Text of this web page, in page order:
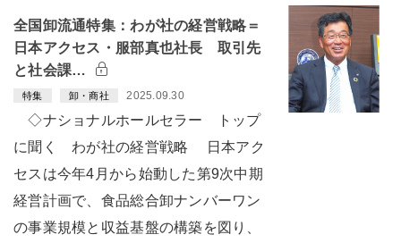
全国卸流通特集：わが社の経営戦略＝
日本アクセス・服部真也社長 取引先
と社会課…
特集 卸・商社 2025.09.30
◇ナショナルホールセラー トップ
に聞く わが社の経営戦略 日本アク
セスは今年4月から始動した第9次中期
経営計画で、食品総合卸ナンバーワン
の事業規模と収益基盤の構築を図り、